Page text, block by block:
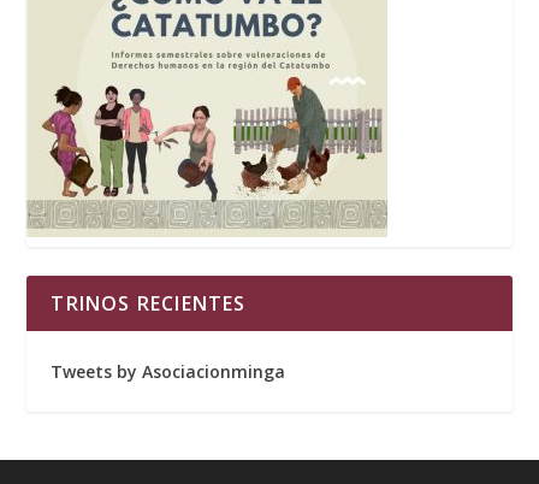
TRINOS RECIENTES
Tweets by Asociacionminga